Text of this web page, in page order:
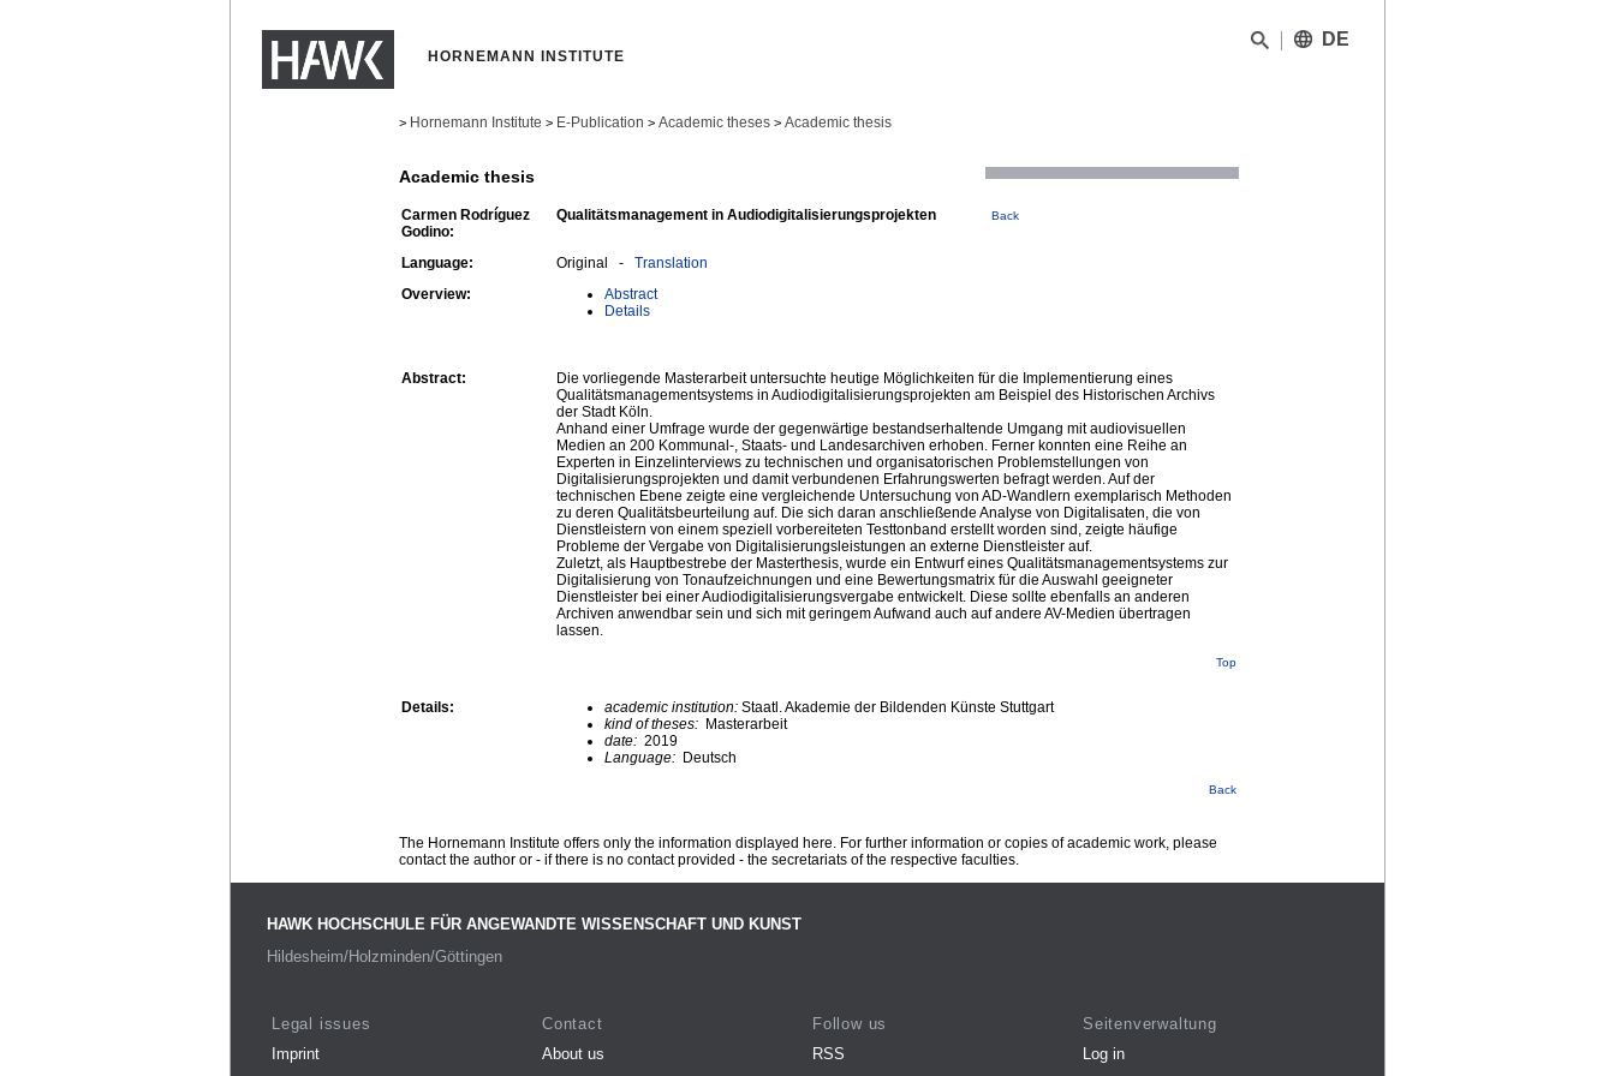
HORNEMANN INSTITUTE
DE
> Hornemann Institute > E-Publication > Academic theses > Academic thesis
Academic thesis
Carmen Rodríguez
Godino:
Qualitätsmanagement in Audiodigitalisierungsprojekten Back
Language: Original - Translation
Overview:
Abstract
Details
Abstract:
Die vorliegende Masterarbeit untersuchte heutige Möglichkeiten für die Implementierung eines
Qualitätsmanagementsystems in Audiodigitalisierungsprojekten am Beispiel des Historischen Archivs
der Stadt Köln.
Anhand einer Umfrage wurde der gegenwärtige bestandserhaltende Umgang mit audiovisuellen
Medien an 200 Kommunal-, Staats- und Landesarchiven erhoben. Ferner konnten eine Reihe an
Experten in Einzelinterviews zu technischen und organisatorischen Problemstellungen von
Digitalisierungsprojekten und damit verbundenen Erfahrungswerten befragt werden. Auf der
technischen Ebene zeigte eine vergleichende Untersuchung von AD-Wandlern exemplarisch Methoden
zu deren Qualitätsbeurteilung auf. Die sich daran anschließende Analyse von Digitalisaten, die von
Dienstleistern von einem speziell vorbereiteten Testtonband erstellt worden sind, zeigte häufige
Probleme der Vergabe von Digitalisierungsleistungen an externe Dienstleister auf.
Zuletzt, als Hauptbestrebe der Masterthesis, wurde ein Entwurf eines Qualitätsmanagementsystems zur
Digitalisierung von Tonaufzeichnungen und eine Bewertungsmatrix für die Auswahl geeigneter
Dienstleister bei einer Audiodigitalisierungsvergabe entwickelt. Diese sollte ebenfalls an anderen
Archiven anwendbar sein und sich mit geringem Aufwand auch auf andere AV-Medien übertragen
lassen.
Top
Details: academic institution: Staatl. Akademie der Bildenden Künste Stuttgart
kind of theses: Masterarbeit
date: 2019
Language: Deutsch
Back
The Hornemann Institute offers only the information displayed here. For further information or copies of academic work, please
contact the author or - if there is no contact provided - the secretariats of the respective faculties.
HAWK HOCHSCHULE FÜR ANGEWANDTE WISSENSCHAFT UND KUNST
Hildesheim/Holzminden/Göttingen
Legal issues
Imprint
Contact
About us
Follow us
RSS
Seitenverwaltung
Log in